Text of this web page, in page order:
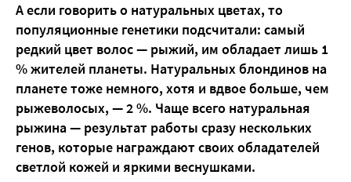
А если говорить о натуральных цветах, то
популяционные генетики подсчитали: самый
редкий цвет волос — рыжий, им обладает лишь 1
% жителей планеты. Натуральных блондинов на
планете тоже немного, хотя и вдвое больше, чем
рыжеволосых, — 2 %. Чаще всего натуральная
рыжина — результат работы сразу нескольких
генов, которые награждают своих обладателей
светлой кожей и яркими веснушками.